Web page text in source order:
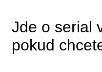
Jde o serial
pokud